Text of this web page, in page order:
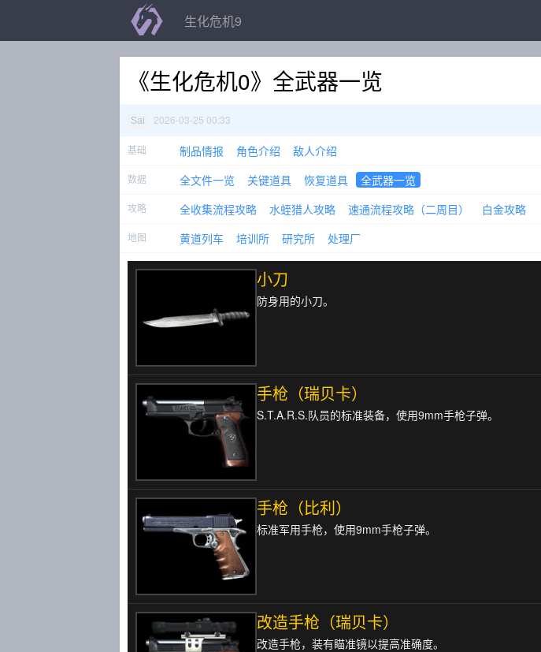
生化危机9
《生化危机0》全武器一览
Sai 2026-03-25 00:33
基础 制品情报 角色介绍 敌人介绍
数据 全文件一览 关键道具 恢复道具 全武器一览
攻略 全收集流程攻略 水蛭猎人攻略 速通流程攻略（二周目） 白金攻略
地图 黄道列车 培训所 研究所 处理厂
小刀
防身用的小刀。
手枪（瑞贝卡）
S.T.A.R.S.队员的标准装备，使用9mm手枪子弹。
手枪（比利）
标准军用手枪，使用9mm手枪子弹。
改造手枪（瑞贝卡）
改造手枪，装有瞄准镜以提高准确度。